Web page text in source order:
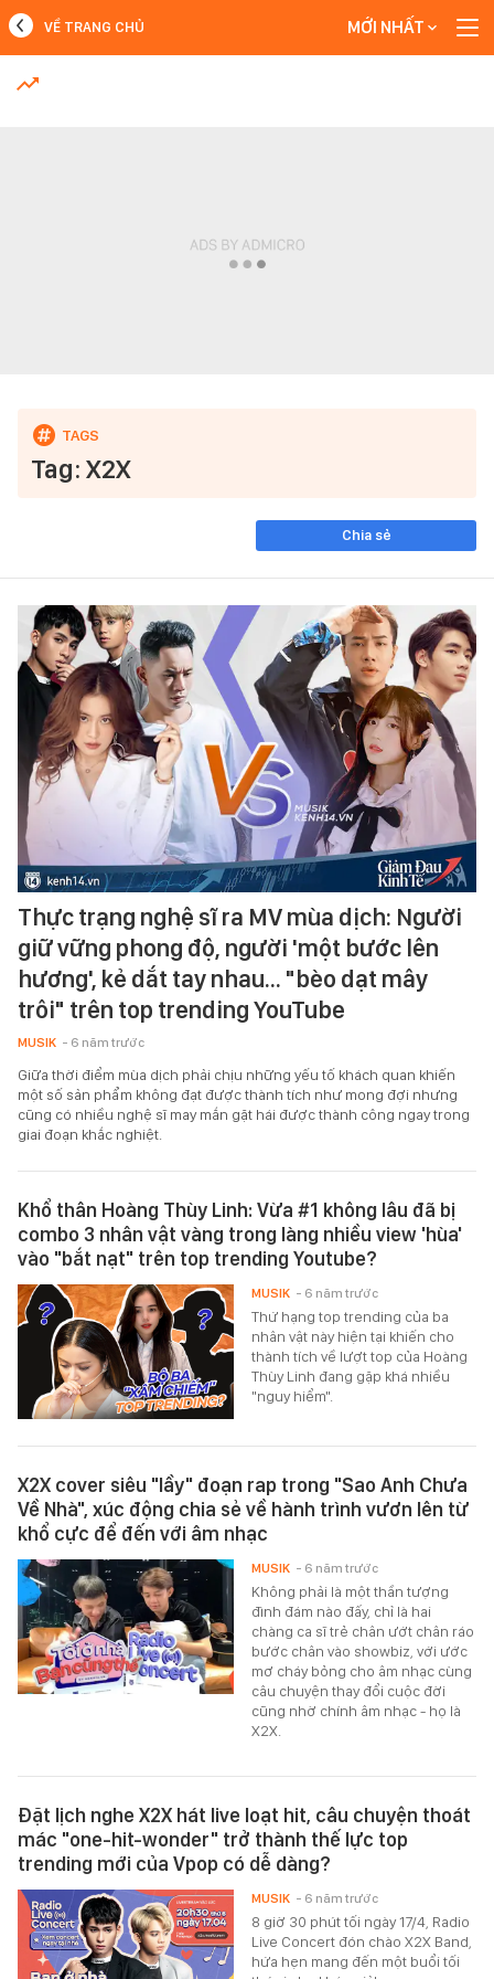
MỚI NHẤT
VỀ TRANG CHỦ MỚI NHẤT
Tag: X2X
Chia sẻ
Thực trạng nghệ sĩ ra MV mùa dịch: Người
giữ vững phong độ, người 'một bước lên
hương', kẻ dắt tay nhau... "bèo dạt mây
trôi" trên top trending YouTube
MUSIK - 6 năm trước
Giữa thời điểm mùa dịch phải chịu những yếu tố khách quan khiến
một số sản phẩm không đạt được thành tích như mong đợi nhưng
cũng có nhiều nghệ sĩ may mắn gặt hái được thành công ngay trong
giai đoạn khắc nghiệt.
Khổ thân Hoàng Thùy Linh: Vừa #1 không lâu đã bị
combo 3 nhân vật vàng trong làng nhiều view 'hùa'
vào "bắt nạt" trên top trending Youtube?
Thứ hạng top trending của ba
nhân vật này hiện tại khiến cho
thành tích về lượt top của Hoàng
Thùy Linh đang gặp khá nhiều
"nguy hiểm".
MUSIK - 6 năm trước
X2X cover siêu "lầy" đoạn rap trong "Sao Anh Chưa
Về Nhà", xúc động chia sẻ về hành trình vươn lên từ
khổ cực để đến với âm nhạc
Không phải là một thần tượng
đình đám nào đấy, chỉ là hai
chàng ca sĩ trẻ chân ướt chân ráo
bước chân vào showbiz, với ước
mơ cháy bỏng cho âm nhạc cùng
câu chuyện thay đổi cuộc đời
cũng nhờ chính âm nhạc - họ là
X2X.
MUSIK - 6 năm trước
Đặt lịch nghe X2X hát live loạt hit, câu chuyện thoát
mác "one-hit-wonder" trở thành thế lực top
trending mới của Vpop có dễ dàng?
8 giờ 30 phút tối ngày 17/4, Radio
Live Concert đón chào X2X Band,
hứa hẹn mang đến một buổi tối
MUSIK - 6 năm trước